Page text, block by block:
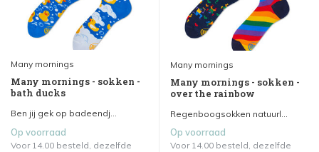
Many mornings
Many mornings - sokken -
bath ducks
Ben jij gek op badeendj...
Op voorraad
Voor 14.00 besteld, dezelfde
Many mornings
Many mornings - sokken -
over the rainbow
Regenboogsokken natuurl...
Op voorraad
Voor 14.00 besteld, dezelfde